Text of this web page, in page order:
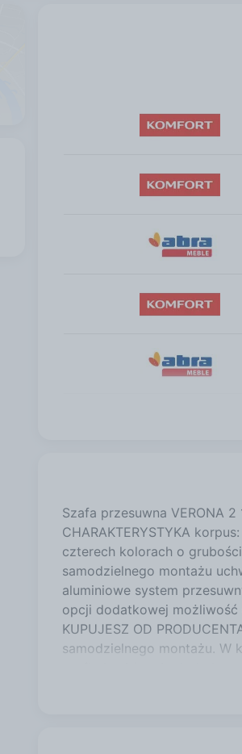
Szafa przesuwna VERONA
CHARAKTERYSTYKA
czterech kolorach o
samodzielnego montażu
aluminiowe system
opcji dodatkowej możliwość
KUPUJESZ OD
samodzielnego montażu. W
szufladami (opcja
wszystkie potrzebne